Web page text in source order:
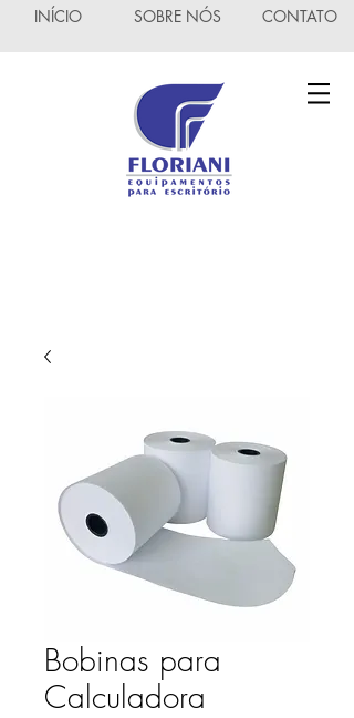
CONTATO
SOBRE NÓS
INÍCIO
Bobinas para
Calculadora